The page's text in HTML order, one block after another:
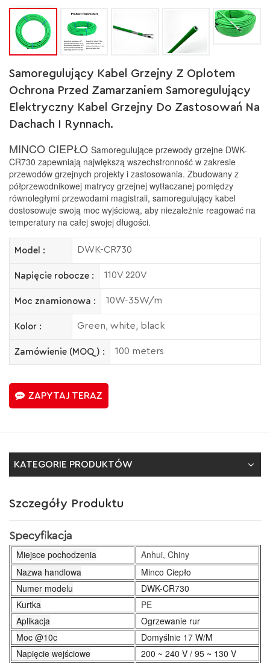
Samoregulujący Kabel Grzejny Z Oplotem
Ochrona Przed Zamarzaniem Samoregulujący
Elektryczny Kabel Grzejny Do Zastosowań Na
Dachach I Rynnach.
MINCO CIEPŁO Samoregulujące przewody grzejne DWK-
CR730 zapewniają największą wszechstronność w zakresie
przewodów grzejnych projekty i zastosowania. Zbudowany z
półprzewodnikowej matrycy grzejnej wytłaczanej pomiędzy
równoległymi przewodami magistrali, samoregulujący kabel
dostosowuje swoją moc wyjściową, aby niezależnie reagować na
temperatury na całej swojej długości.
Model : DWK-CR730
Napięcie robocze : 110V 220V
Moc znamionowa : 10W-35W/m
Kolor : Green, white, black
Zamówienie (MOQ) : 100 meters
ZAPYTAJ TERAZ
KATEGORIE PRODUKTÓW
Szczegóły Produktu
Specyfikacja
Miejsce pochodzenia
Anhui, Chiny
Nazwa handlowa
Minco Ciepło
Numer modelu
DWK-CR730
Kurtka
PE
Aplikacja
Ogrzewanie rur
Moc @10c
Domyślnie 17 W/M
Napięcie wejściowe
200 ~ 240 V / 95 ~ 130 V